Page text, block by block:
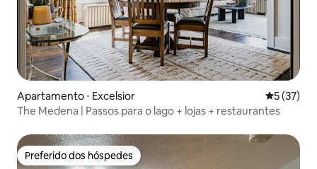
Apartamento ⋅ Excelsior 5 de uma
5 (37)
The Medena | Passos para o lago + lojas + restaurantes
Preferido dos hóspedes
Preferido dos hóspedes